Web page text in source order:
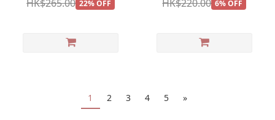
HK$265.00 22% OFF
HK$220.00 6% OFF
1 2 3 4 5 »